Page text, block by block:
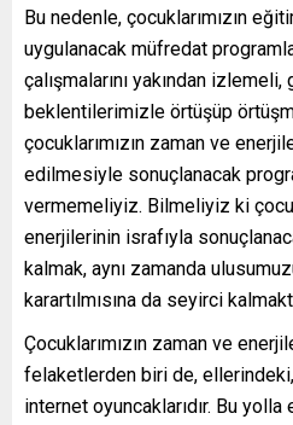
Bu nedenle, çocuklarımızın
uygulanacak müfredat
çalışmalarını yakından
beklentilerimizle örtüşüp
çocuklarımızın zaman ve
edilmesiyle sonuçlanacak
vermemeliyiz. Bilmeliyiz ki
enerjilerinin israfıyla
kalmak, aynı zamanda
karartılmısına da seyirci
Çocuklarımızın zaman ve
felaketlerden biri de,
internet oyuncaklarıdır. Bu yolla